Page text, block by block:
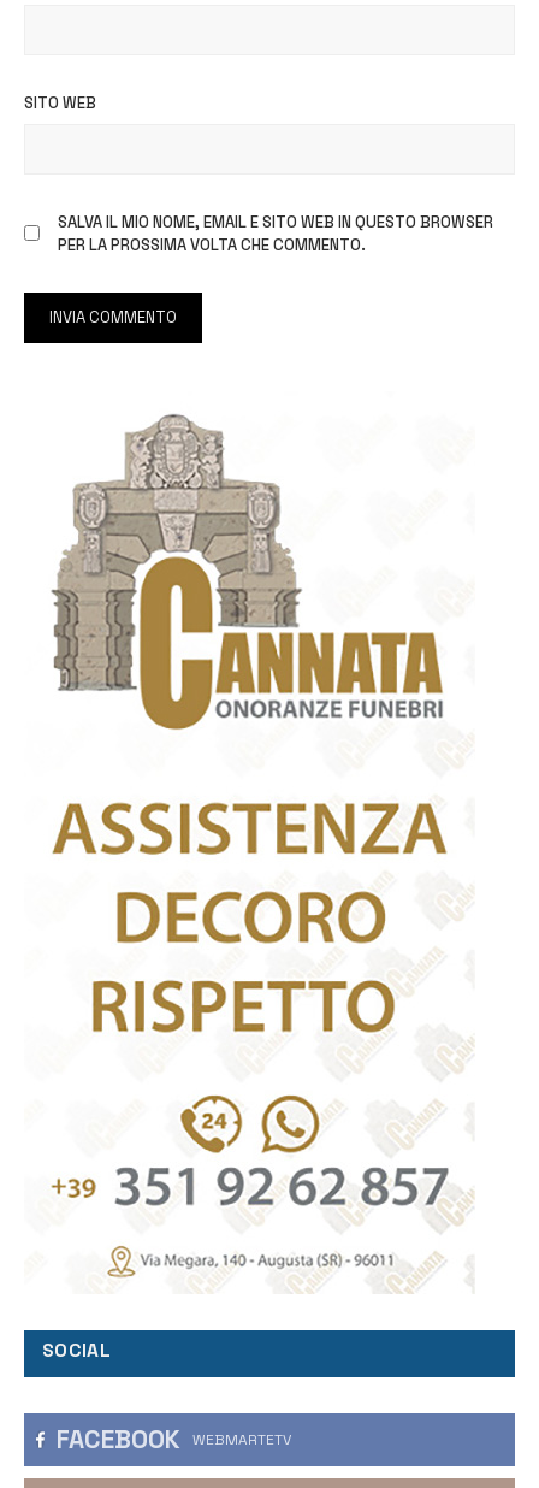
SITO WEB
SALVA IL MIO NOME, EMAIL E SITO WEB IN QUESTO BROWSER
PER LA PROSSIMA VOLTA CHE COMMENTO.
SOCIAL
FACEBOOK WEBMARTETV